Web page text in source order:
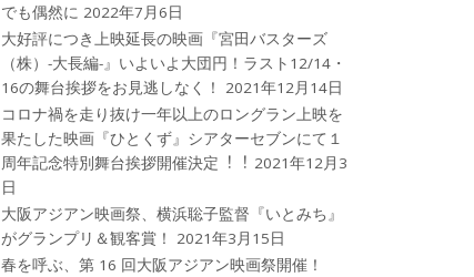
でも偶然に 2022年7月6日
大好評につき上映延長の映画『宮田バスターズ
（株）-大長編-』いよいよ大団円！ラスト12/14・
16の舞台挨拶をお見逃しなく！
2021年12月14日
コロナ禍を⾛り抜け⼀年以上のロングラン上映を
果たした映画『ひとくず』シアターセブンにて１
周年記念特別舞台挨拶開催決定︕︕ 2021年12月3
日
大阪アジアン映画祭、横浜聡子監督『いとみち』
がグランプリ＆観客賞！
2021年3月15日
春を呼ぶ、第 16 回大阪アジアン映画祭開催！